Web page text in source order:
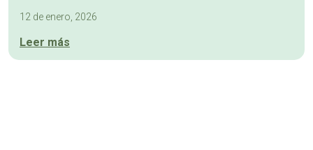
12 de enero, 2026
Leer más